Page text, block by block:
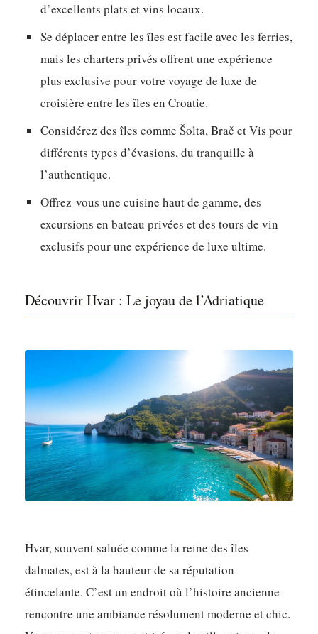
d’excellents plats et vins locaux.
Se déplacer entre les îles est facile avec les ferries,
mais les charters privés offrent une expérience
plus exclusive pour votre voyage de luxe de
croisière entre les îles en Croatie.
Considérez des îles comme Šolta, Brač et Vis pour
différents types d’évasions, du tranquille à
l’authentique.
Offrez-vous une cuisine haut de gamme, des
excursions en bateau privées et des tours de vin
exclusifs pour une expérience de luxe ultime.
Découvrir Hvar : Le joyau de l’Adriatique
Hvar, souvent saluée comme la reine des îles
dalmates, est à la hauteur de sa réputation
étincelante. C’est un endroit où l’histoire ancienne
rencontre une ambiance résolument moderne et chic.